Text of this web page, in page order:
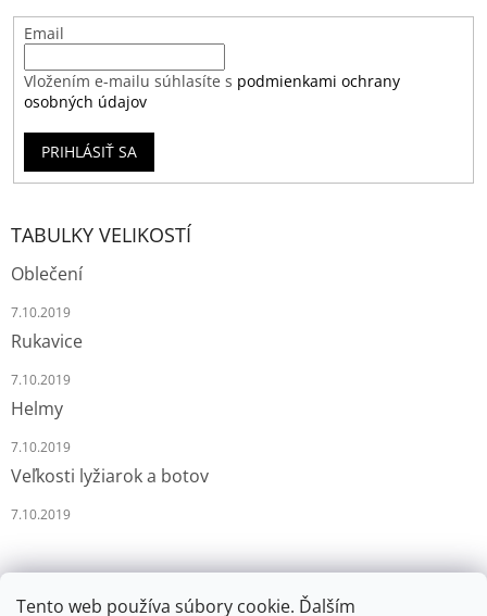
Tento web používa súbory cookie. Ďalším
Email
Vložením e-mailu súhlasíte s podmienkami ochrany
osobných údajov
PRIHLÁSIŤ SA
TABULKY VELIKOSTÍ
Oblečení
7.10.2019
Rukavice
7.10.2019
Helmy
7.10.2019
Veľkosti lyžiarok a botov
7.10.2019